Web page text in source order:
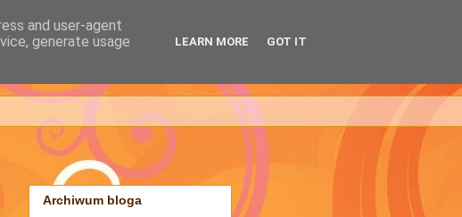
Archiwum bloga
and user-agent
generate usage
LEARN MORE GOT IT